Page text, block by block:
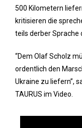
500 Kilometern
kritisieren die
teils derber Sprache
“Dem Olaf Scholz
ordentlich den
Ukraine zu liefern”,
TAURUS im Video.